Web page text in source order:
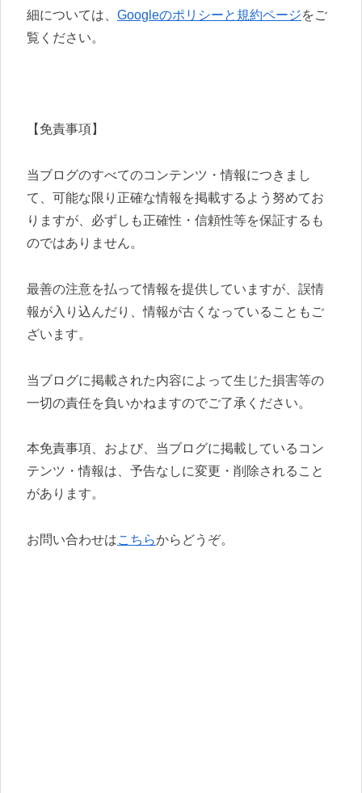
細については、 Googleのポリシーと規約ページをご
覧ください。
【免責事項】
当ブログのすべてのコンテンツ・情報につきまし
て、可能な限り正確な情報を掲載するよう努めてお
りますが、必ずしも正確性・信頼性等を保証するも
のではありません。
最善の注意を払って情報を提供していますが、誤情
報が入り込んだり、情報が古くなっていることもご
ざいます。
当ブログに掲載された内容によって生じた損害等の
一切の責任を負いかねますのでご了承ください。
本免責事項、および、当ブログに掲載しているコン
テンツ・情報は、予告なしに変更・削除されること
があります。
お問い合わせはこちらからどうぞ。